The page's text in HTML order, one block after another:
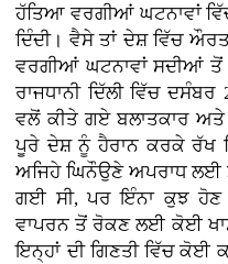
ਹੱਤਿਆ ਵਰਗੀਆਂ ਘਟਨਾਵਾਂ
ਦਿੰਦੀ। ਵੈਸੇ ਤਾਂ ਦੇਸ਼ ਵਿੱਚ
ਵਰਗੀਆਂ ਘਟਨਾਵਾਂ ਸਦੀਆਂ
ਰਾਜਧਾਨੀ ਦਿੱਲੀ ਵਿੱਚ
ਵਲੋਂ ਕੀਤੇ ਗਏ ਬਲਾਤਕਾਰ
ਪੂਰੇ ਦੇਸ਼ ਨੂੰ ਹੈਰਾਨ ਕਰਕੇ ਰੱਖ
ਅਜਿਹੇ ਘਿਨੌਉਣੇ ਅਪਰਾਧ ਲਈ
ਗਈ ਸੀ, ਪਰ ਇੰਨਾ ਕੁਝ ਹੋਣ
ਵਾਪਰਨ ਤੋਂ ਰੋਕਣ ਲਈ ਕੋਈ
ਇਨ੍ਹਾਂ ਦੀ ਗਿਣਤੀ ਵਿੱਚ ਕੋਈ